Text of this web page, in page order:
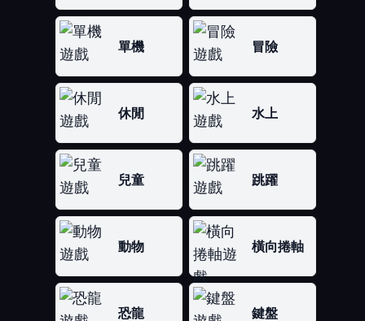
單機 冒險
休閒 水上
兒童 跳躍
動物 橫向捲軸
恐龍 鍵盤